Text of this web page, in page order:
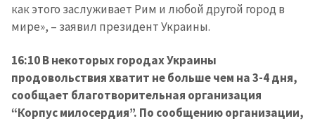
как этого заслуживает Рим и любой другой город в
мире», – заявил президент Украины.
16:10 В некоторых городах Украины
продовольствия хватит не больше чем на 3-4 дня,
сообщает благотворительная организация
“Корпус милосердия”. По сообщению организации,